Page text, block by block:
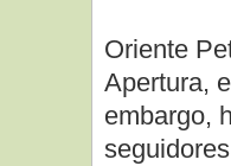
Oriente
Apertura,
embargo,